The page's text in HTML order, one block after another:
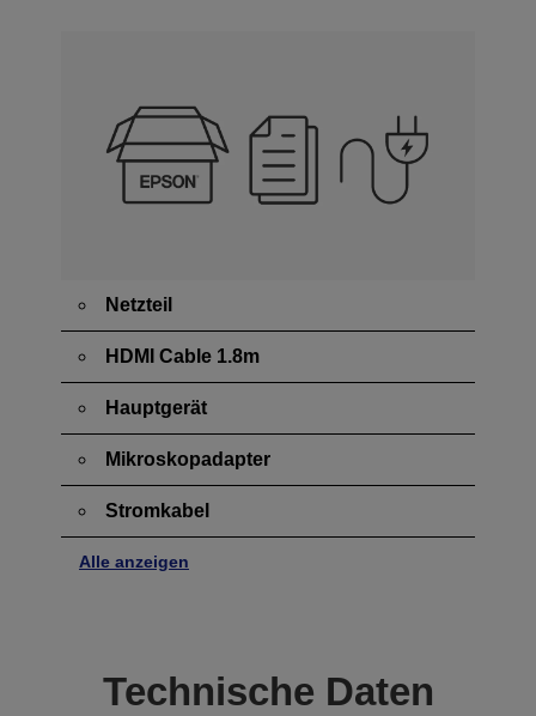
Netzteil
HDMI Cable 1.8m
Hauptgerät
Mikroskopadapter
Stromkabel
Alle anzeigen
Technische Daten